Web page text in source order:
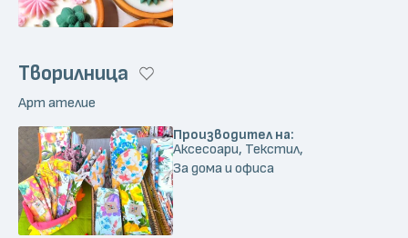
Творилница
Арт ателие
Производител на:
Аксесоари, Текстил,
За дома и офиса